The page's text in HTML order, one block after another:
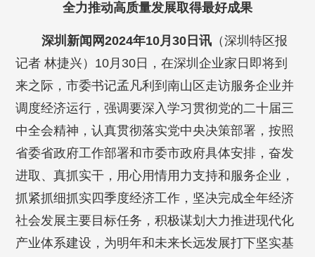
全力推动高质量发展取得最好成果
深圳新闻网2024年10月30日讯（深圳特区报
记者 林捷兴）10月30日，在深圳企业家日即将到
来之际，市委书记孟凡利到南山区走访服务企业并
调度经济运行，强调要深入学习贯彻党的二十届三
中全会精神，认真贯彻落实党中央决策部署，按照
省委省政府工作部署和市委市政府具体安排，奋发
进取、真抓实干，用心用情用力支持和服务企业，
抓紧抓细抓实四季度经济工作，坚决完成全年经济
社会发展主要目标任务，积极谋划大力推进现代化
产业体系建设，为明年和未来长远发展打下坚实基